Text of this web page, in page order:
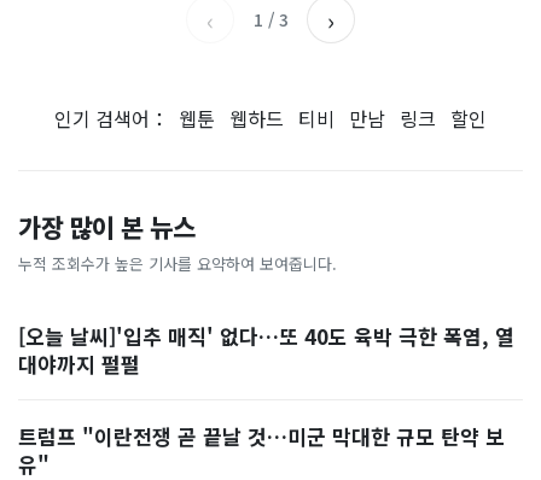
‹ 1 / 3 ›
인기 검색어： 웹툰 웹하드 티비 만남 링크 할인
가장 많이 본 뉴스
누적 조회수가 높은 기사를 요약하여 보여줍니다.
[오늘 날씨]'입추 매직' 없다…또 40도 육박 극한 폭염, 열
대야까지 펄펄
트럼프 "이란전쟁 곧 끝날 것…미군 막대한 규모 탄약 보
유"